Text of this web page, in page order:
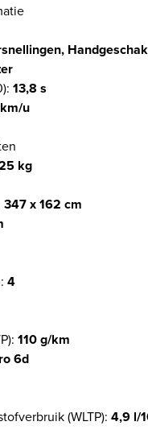
13,8 s
u
kg
347 x 162 cm
4
110 g/km
6d
(WLTP): 4,9 l/